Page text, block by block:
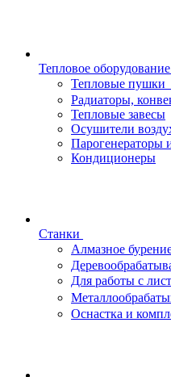
Тепловое оборудование
Тепловые пушки
Радиаторы,
Тепловые завесы
Осушители
Парогенераторы
Кондиционеры
Станки
Алмазное
Для работы с
Оснастка и